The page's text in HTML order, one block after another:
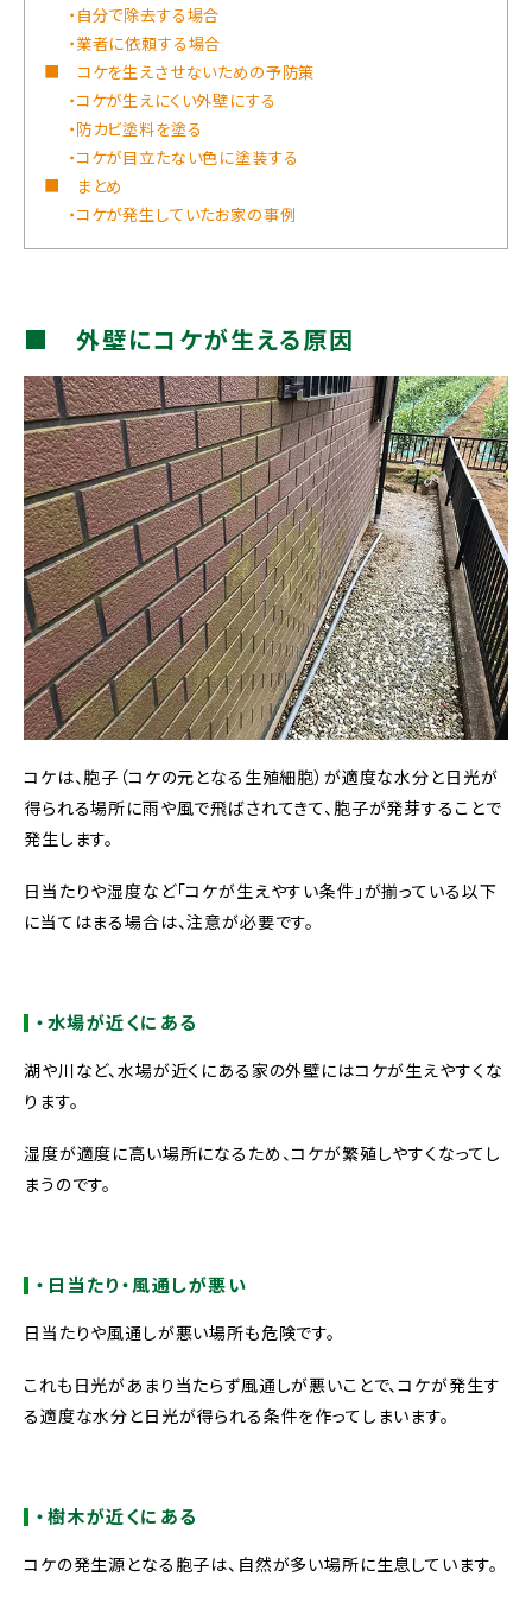
・自分で除去する場合
・業者に依頼する場合
■ コケを生えさせないための予防策
・コケが生えにくい外壁にする
・防カビ塗料を塗る
・コケが目立たない色に塗装する
■ まとめ
・コケが発生していたお家の事例
■ 外壁にコケが生える原因
コケは、胞子（コケの元となる生殖細胞）が適度な水分と日光が
得られる場所に雨や風で飛ばされてきて、胞子が発芽することで
発生します。
日当たりや湿度など「コケが生えやすい条件」が揃っている以下
に当てはまる場合は、注意が必要です。
・水場が近くにある
湖や川など、水場が近くにある家の外壁にはコケが生えやすくな
ります。
湿度が適度に高い場所になるため、コケが繁殖しやすくなってし
まうのです。
・日当たり・風通しが悪い
日当たりや風通しが悪い場所も危険です。
これも日光があまり当たらず風通しが悪いことで、コケが発生す
る適度な水分と日光が得られる条件を作ってしまいます。
・樹木が近くにある
コケの発生源となる胞子は、自然が多い場所に生息しています。